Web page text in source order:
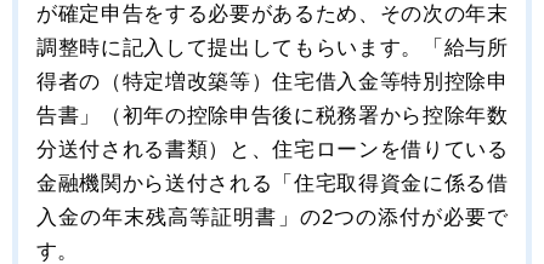
が確定申告をする必要があるため、その次の年末
調整時に記入して提出してもらいます。「給与所
得者の（特定増改築等）住宅借入金等特別控除申
告書」（初年の控除申告後に税務署から控除年数
分送付される書類）と、住宅ローンを借りている
金融機関から送付される「住宅取得資金に係る借
入金の年末残高等証明書」の2つの添付が必要で
す。